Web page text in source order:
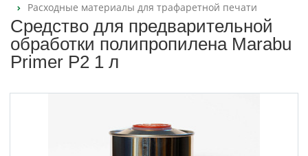
Расходные материалы для трафаретной печати
Средство для предварительной
обработки полипропилена Marabu
Primer P2 1 л